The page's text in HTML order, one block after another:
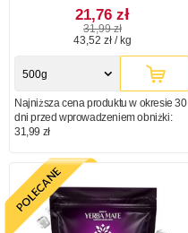
21,76 zł
31,99 zł
43,52 zł / kg
500g
Najniższa cena produktu w okresie 30
dni przed wprowadzeniem obniżki:
31,99 zł